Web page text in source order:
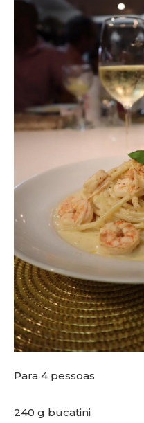
Para 4 pessoas
240 g bucatini